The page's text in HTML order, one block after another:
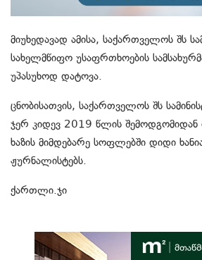
მიუხედავად ამისა, საქართველოს შს
სახელმწიფო უსაფრთხოების
უპასუხოდ დატოვა.
ცნობისათვის, საქართველოს შს
ჯერ კიდევ 2019 წლის შემოდგომიდან
ხაზის მიმდებარე სოფლებში დიდი
ჟურნალისტებს.
ქართლი.ჯი